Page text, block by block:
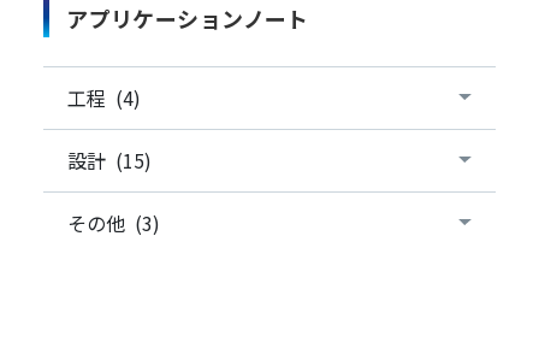
アプリケーションノート
工程 (4)
設計 (15)
その他 (3)